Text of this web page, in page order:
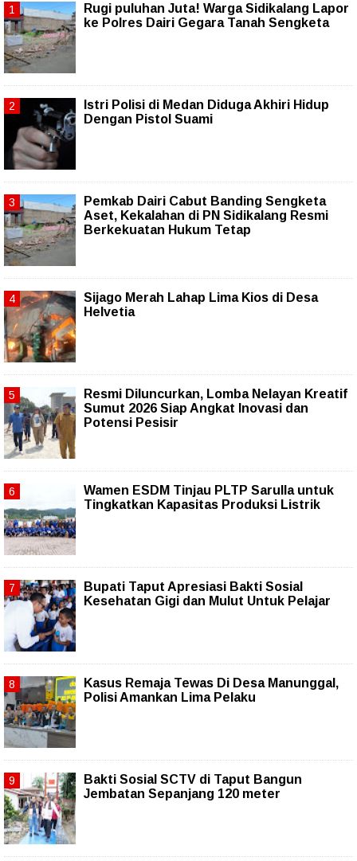
Rugi puluhan Juta! Warga Sidikalang Lapor
ke Polres Dairi Gegara Tanah Sengketa
Istri Polisi di Medan Diduga Akhiri Hidup
Dengan Pistol Suami
Pemkab Dairi Cabut Banding Sengketa
Aset, Kekalahan di PN Sidikalang Resmi
Berkekuatan Hukum Tetap
Sijago Merah Lahap Lima Kios di Desa
Helvetia
Resmi Diluncurkan, Lomba Nelayan Kreatif
Sumut 2026 Siap Angkat Inovasi dan
Potensi Pesisir
Wamen ESDM Tinjau PLTP Sarulla untuk
Tingkatkan Kapasitas Produksi Listrik
Bupati Taput Apresiasi Bakti Sosial
Kesehatan Gigi dan Mulut Untuk Pelajar
Kasus Remaja Tewas Di Desa Manunggal,
Polisi Amankan Lima Pelaku
Bakti Sosial SCTV di Taput Bangun
Jembatan Sepanjang 120 meter